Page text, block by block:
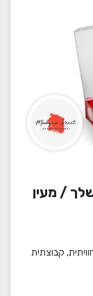
/ מעין
קבוצתית